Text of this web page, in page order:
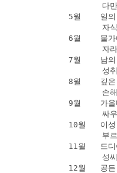
다만
5월    일의
자식
6월    물가
자라
7월    남의
성취
8월    깊은
손해
9월    가을
싸우
10월   이성
부르
11월   드디
성씨
12월   공든